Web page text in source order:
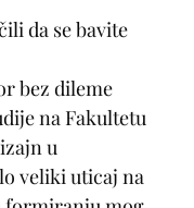
da se bavite
bez dileme
na Fakultetu
u
veliki uticaj na